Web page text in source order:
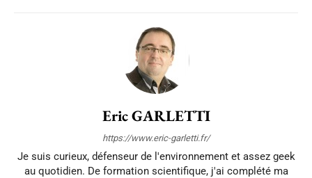
Eric GARLETTI
https://www.eric-garletti.fr/
Je suis curieux, défenseur de l'environnement et assez geek
au quotidien. De formation scientifique, j'ai complété ma